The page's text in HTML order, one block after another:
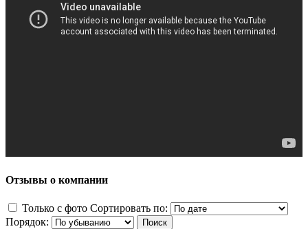
Отзывы о компании
Только с фото Сортировать по:
Порядок: